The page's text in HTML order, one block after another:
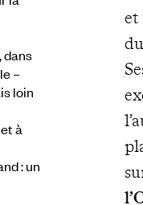
dans
–
loin
à
: un
et